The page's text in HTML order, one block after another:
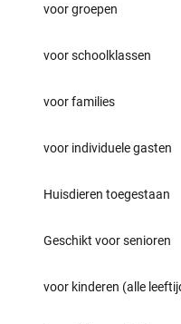
voor groepen
voor schoolklassen
voor families
voor individuele gasten
Huisdieren toegestaan
Geschikt voor senioren
voor kinderen (alle